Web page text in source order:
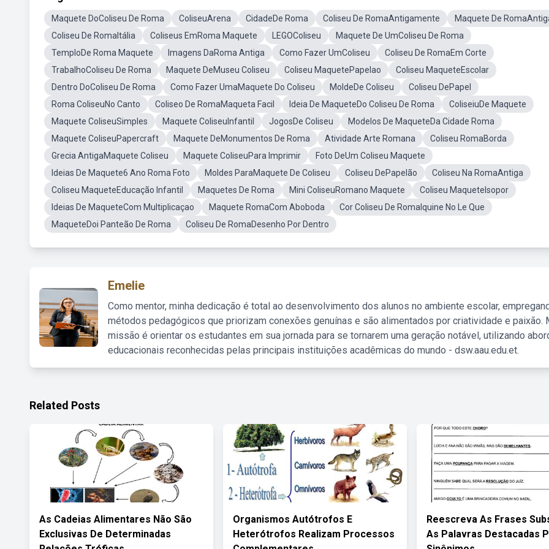
Maquete DoColiseu De Roma ColiseuArena CidadeDe Roma Coliseu De RomaAntigamente
Maquete De
Coliseu De RomaItália
Coliseus EmRoma Maquete LEGOColiseu
Maquete De UmColiseu De Roma
TemploDe Roma Maquete
Imagens DaRoma Antiga Como Fazer UmColiseu
Coliseu De RomaEm Corte
TrabalhoColiseu De Roma
Maquete DeMuseu Coliseu Coliseu MaquetePapelao
Coliseu MaqueteEscolar
Dentro DoColiseu De Roma
Como Fazer UmaMaquete Do Coliseu MoldeDe Coliseu
Coliseu DePapel
Roma ColiseuNo Canto
Coliseo De RomaMaqueta Facil Ideia De MaqueteDo Coliseu De Roma
ColiseiuDe Maquete
Maquete ColiseuSimples
Maquete ColiseuInfantil JogosDe Coliseu
Modelos De MaqueteDa Cidade Roma
Maquete ColiseuPapercraft
Maquete DeMonumentos De Roma Atividade Arte Romana
Coliseu RomaBorda
Grecia AntigaMaquete Coliseu
Maquete ColiseuPara Imprimir
Foto DeUm Coliseu Maquete
Ideias De Maquete6 Ano Roma Foto
Moldes ParaMaquete De Coliseu Coliseu DePapelão
Coliseu Na RomaAntiga
Coliseu MaqueteEducação Infantil
Maquetes De Roma Mini ColiseuRomano Maquete
Coliseu MaqueteIsopor
Ideias De MaqueteCom Multiplicaçao
Maquete RomaCom Aboboda
Cor Coliseu De RomaIquine No Le Que
MaqueteDoi Panteão De Roma
Coliseu De RomaDesenho Por Dentro
Emelie
Como mentor, minha dedicação é total ao desenvolvimento dos alunos no ambiente escolar,
métodos pedagógicos que priorizam conexões genuínas e são alimentados por criatividade e paixão.
missão é orientar os estudantes em sua jornada para se tornarem uma geração notável, utilizando
educacionais reconhecidas pelas principais instituições acadêmicas do mundo - dsw.aau.edu.et.
Related Posts
As Cadeias Alimentares Não São
Exclusivas De Determinadas
Organismos Autótrofos E
Heterótrofos Realizam Processos
Reescreva As Frases
As Palavras Destacadas